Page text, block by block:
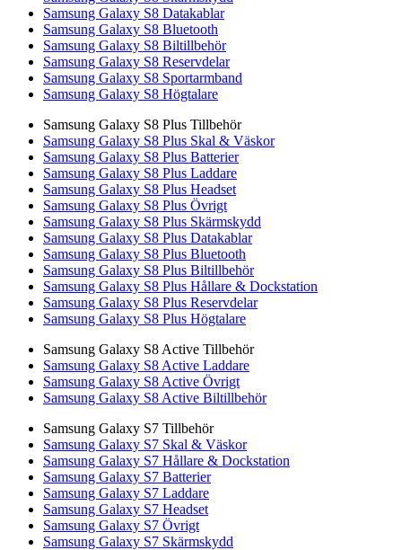
Samsung Galaxy S8 Datakablar
Samsung Galaxy S8 Bluetooth
Samsung Galaxy S8 Biltillbehör
Samsung Galaxy S8 Reservdelar
Samsung Galaxy S8 Sportarmband
Samsung Galaxy S8 Högtalare
Samsung Galaxy S8 Plus Tillbehör
Samsung Galaxy S8 Plus Skal & Väskor
Samsung Galaxy S8 Plus Batterier
Samsung Galaxy S8 Plus Laddare
Samsung Galaxy S8 Plus Headset
Samsung Galaxy S8 Plus Övrigt
Samsung Galaxy S8 Plus Skärmskydd
Samsung Galaxy S8 Plus Datakablar
Samsung Galaxy S8 Plus Bluetooth
Samsung Galaxy S8 Plus Biltillbehör
Samsung Galaxy S8 Plus Hållare & Dockstation
Samsung Galaxy S8 Plus Reservdelar
Samsung Galaxy S8 Plus Högtalare
Samsung Galaxy S8 Active Tillbehör
Samsung Galaxy S8 Active Laddare
Samsung Galaxy S8 Active Övrigt
Samsung Galaxy S8 Active Biltillbehör
Samsung Galaxy S7 Tillbehör
Samsung Galaxy S7 Skal & Väskor
Samsung Galaxy S7 Hållare & Dockstation
Samsung Galaxy S7 Batterier
Samsung Galaxy S7 Laddare
Samsung Galaxy S7 Headset
Samsung Galaxy S7 Övrigt
Samsung Galaxy S7 Skärmskydd